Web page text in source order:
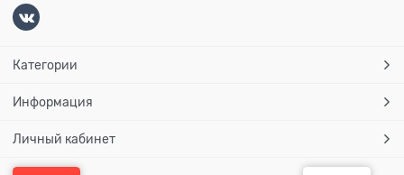
Категории
Информация
Личный кабинет